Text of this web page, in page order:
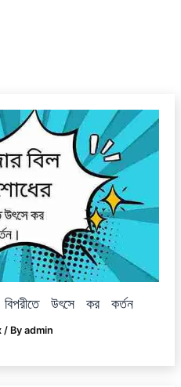
বিপরীতে উৎসে কর কর্তন
/ By admin